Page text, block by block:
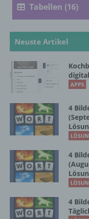
Tabellen (16)
Neuste Artikel
APPS
4
4
4
Verarbeitung
Daten wie
die
Auslesen,
die
Löschen oder
d)
künftige